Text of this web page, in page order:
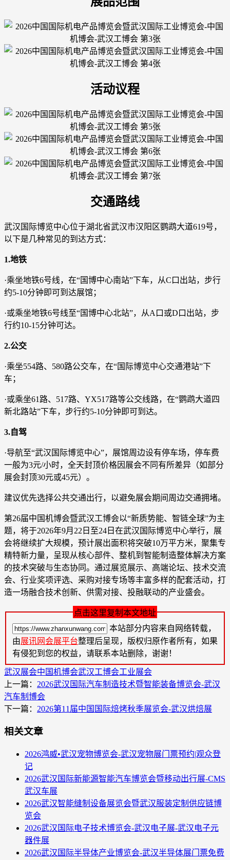
活动议程
交通路线
武汉国际博览中心位于湖北省武汉市汉阳区鹦鹉大道619号，
以下是几种常见的到达方式：
1.地铁
·乘坐地铁6号线，在“国博中心南站”下车，从C口出站，步行
约5-10分钟即可到达展馆；
·或乘坐地铁6号线至“国博中心北站”，从A口或D口出站，步
行约10-15分钟可达。
2.公交
·乘坐554路、580路公交车，在“国际博览中心交通港站”下
车；
·或乘坐61路、517路、YX517路等公交线路，在“鹦鹉大道四
新北路站”下车，步行约5-10分钟即可到达。
3.自驾
·导航至“武汉国际博览中心”，展馆周边设有停车场，停车费
一般为3元/小时，全天封顶价格因展会不同有所差异（如部分
展会封顶30元或45元）。
建议优先选择公共交通出行，以避免展会期间周边交通拥堵。
第26届中国机博会暨武汉工博会以“新质势能、智链全球”为主
题，将于2026年9月22日至24日在武汉国际博览中心举行，展
会将继续扩大规模，预计展出面积将突破10万平方米，聚集专
精特新力量，呈现从核心部件、整机到智能制造整体解决方案
的技术突破与生态协同。通过展览展示、高端论坛、技术交流
会、行业奖项评选、采购对接专场等丰富多样的配套活动，打
造一场融合技术创新、供需对接、投融联动的产业盛会。
点击这里复制本文地址
本站部分内容来自网络转载，
由展讯网会展平台整理后呈现，版权归原作者所有，如果
有侵犯到您的权益，请联系本站删除，谢谢！
武汉展会中国机博会武汉工博会工业展会
上一篇： 2026武汉国际汽车制造技术暨智能装备博览会-武汉
汽车制博会
下一篇： 2026第11届中国国际焙烤秋季展览会-武汉烘焙展
相关文章
2026鸿威•武汉宠物博览会-武汉宠物展门票预约|观众登
记
2026武汉国际新能源智能汽车博览会暨移动出行展-CMS
武汉车展
2026武汉智能缝制设备展览会暨武汉服装定制供应链博
览会
2026武汉国际电子技术博览会-武汉电子展-武汉电子元
器件展
2026武汉国际半导体产业博览会-武汉半导体展门票免费